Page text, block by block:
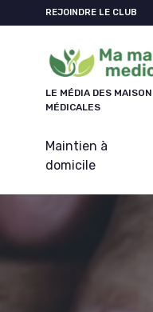
REJOINDRE LE CLUB
LE MÉDIA DES
MÉDICALES
Maintien à
domicile
Panneau de gestion des